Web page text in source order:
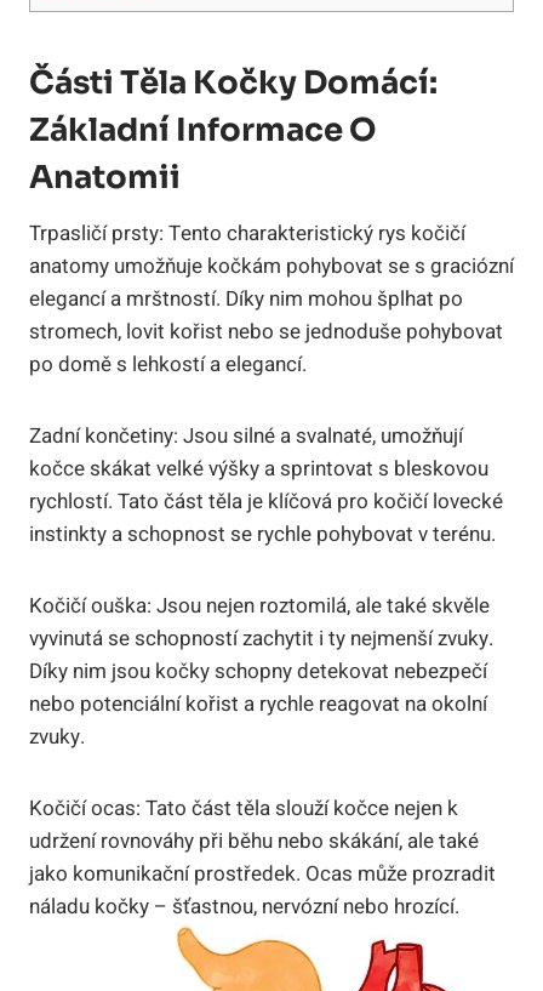
Části Těla Kočky Domácí:
Základní Informace O
Anatomii
Trpasličí prsty: Tento charakteristický rys kočičí
anatomy umožňuje kočkám pohybovat se s graciózní
elegancí a mrštností. Díky nim mohou šplhat po
stromech, lovit kořist nebo se jednoduše pohybovat
po domě s lehkostí a elegancí.
Zadní končetiny: Jsou silné a svalnaté, umožňují
kočce skákat velké výšky a sprintovat s bleskovou
rychlostí. Tato část těla je klíčová pro kočičí lovecké
instinkty a schopnost se rychle pohybovat v terénu.
Kočičí ouška: Jsou nejen roztomilá, ale také skvěle
vyvinutá se schopností zachytit i ty nejmenší zvuky.
Díky nim jsou kočky schopny detekovat nebezpečí
nebo potenciální kořist a rychle reagovat na okolní
zvuky.
Kočičí ocas: Tato část těla slouží kočce nejen k
udržení rovnováhy při běhu nebo skákání, ale také
jako komunikační prostředek. Ocas může prozradit
náladu kočky – šťastnou, nervózní nebo hrozící.